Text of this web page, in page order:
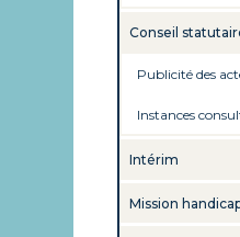
Conseil
Publicité des
Instances
Intérim
Mission